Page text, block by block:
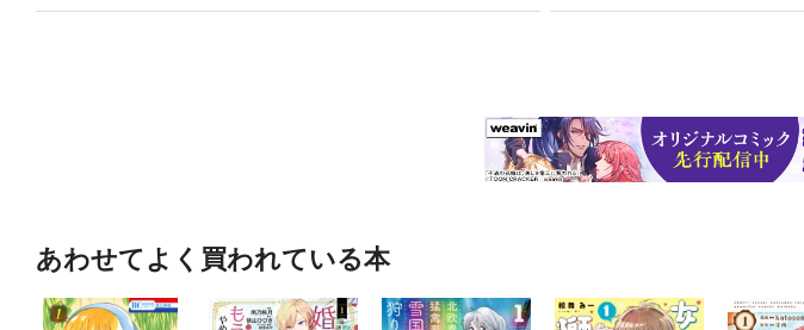
あわせてよく買われている本